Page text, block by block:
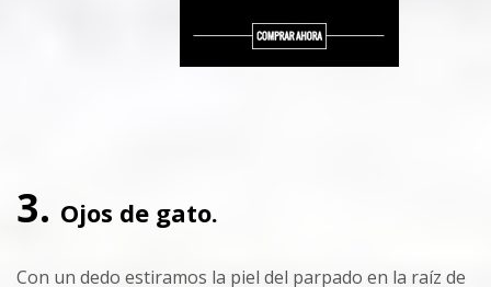
3. Ojos de gato.
Con un dedo estiramos la piel del parpado en la raíz de